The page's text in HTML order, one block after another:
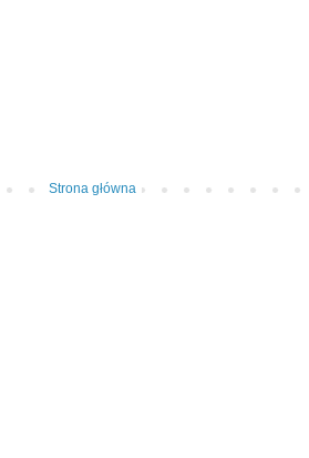
Strona główna